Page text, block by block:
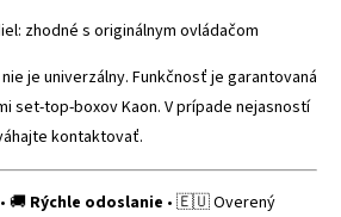
zhodné s originálnym ovládačom
je univerzálny. Funkčnosť je garantovaná
set-top-boxov Kaon. V prípade nejasností
kontaktovať.
• 🚚 Rýchle odoslanie • 🇪🇺 Overený